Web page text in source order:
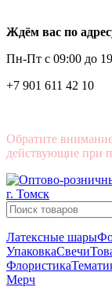
Ждём вас по
Пн-Пт с 09:00 до
+7 901 611 42 10
Обратите
действующие при
Латексные шары
УпаковкаСвечи
Флористика
Мерч